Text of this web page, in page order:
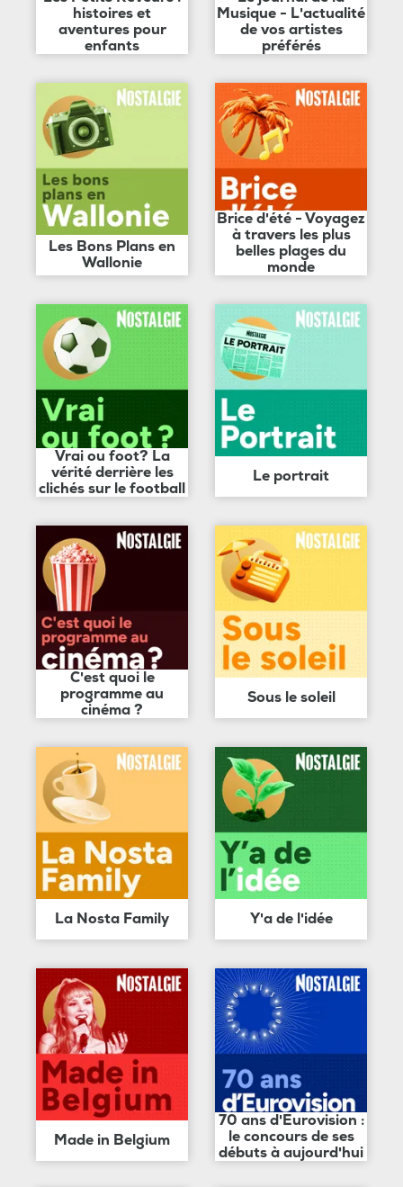
histoires et
aventures pour
enfants
Musique - L'actualité
de vos artistes
préférés
Les Bons Plans en
Wallonie
Brice d'été - Voyagez
à travers les plus
belles plages du
monde
Vrai ou foot? La
vérité derrière les
clichés sur le football
Le portrait
C'est quoi le
programme au
cinéma ?
Sous le soleil
La Nosta Family Y'a de l'idée
Made in Belgium
70 ans d'Eurovision :
le concours de ses
débuts à aujourd'hui